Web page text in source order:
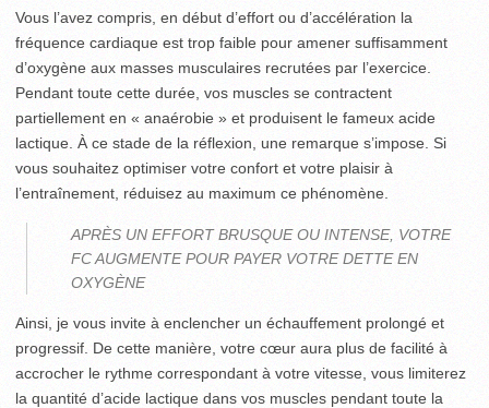
Vous l’avez compris, en début d’effort ou d’accélération la
fréquence cardiaque est trop faible pour amener suffisamment
d’oxygène aux masses musculaires recrutées par l’exercice.
Pendant toute cette durée, vos muscles se contractent
partiellement en « anaérobie » et produisent le fameux acide
lactique. À ce stade de la réflexion, une remarque s’impose. Si
vous souhaitez optimiser votre confort et votre plaisir à
l’entraînement, réduisez au maximum ce phénomène.
APRÈS UN EFFORT BRUSQUE OU INTENSE, VOTRE
FC AUGMENTE POUR PAYER VOTRE DETTE EN
OXYGÈNE
Ainsi, je vous invite à enclencher un échauffement prolongé et
progressif. De cette manière, votre cœur aura plus de facilité à
accrocher le rythme correspondant à votre vitesse, vous limiterez
la quantité d’acide lactique dans vos muscles pendant toute la